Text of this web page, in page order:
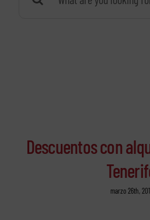
Descuentos con
marzo 26th,